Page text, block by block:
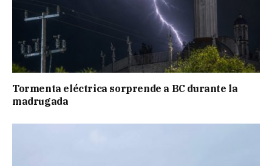
Tormenta eléctrica sorprende a BC durante la
madrugada